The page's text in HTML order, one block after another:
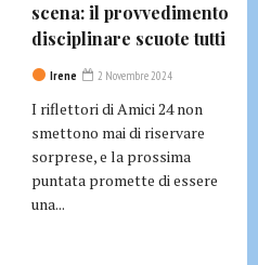
scena: il provvedimento
disciplinare scuote tutti
Irene 2 Novembre 2024
I riflettori di Amici 24 non
smettono mai di riservare
sorprese, e la prossima
puntata promette di essere
una...